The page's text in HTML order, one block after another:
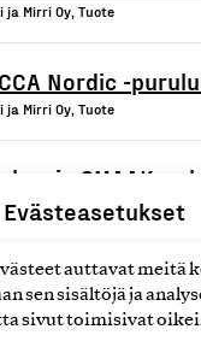
Evästeasetukset
auttavat meitä
sen sisältöjä ja
sivut toimisivat
ja Mirri Oy, Tuote
Nordic -
ja Mirri Oy, Tuote
ja SMAAK-